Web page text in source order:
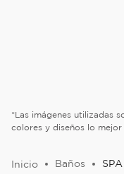
*Las imágenes utilizadas
colores y diseños lo
Baños SPA